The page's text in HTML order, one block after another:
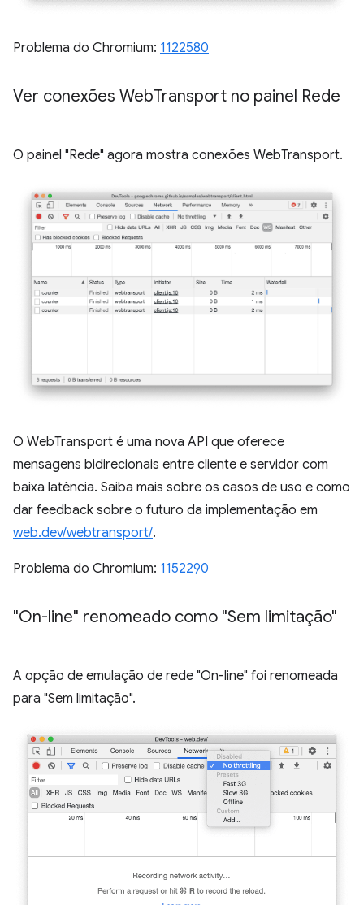
Problema do Chromium: 1122580
Ver conexões WebTransport no painel Rede
O painel "Rede" agora mostra conexões WebTransport.
O WebTransport é uma nova API que oferece
mensagens bidirecionais entre cliente e servidor com
baixa latência. Saiba mais sobre os casos de uso e como
dar feedback sobre o futuro da implementação em
web.dev/webtransport/.
Problema do Chromium: 1152290
"On-line" renomeado como "Sem limitação"
A opção de emulação de rede "On-line" foi renomeada
para "Sem limitação".